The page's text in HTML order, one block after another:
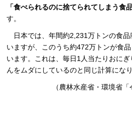
「食べられるのに捨てられてしまう食品
す。
日本では、年間約2,231万トンの食
いますが、このうち約472万トンが食
います。これは、毎日1人当たりおに
んをムダにしているのと同じ計算になり
（農林水産省・環境省「